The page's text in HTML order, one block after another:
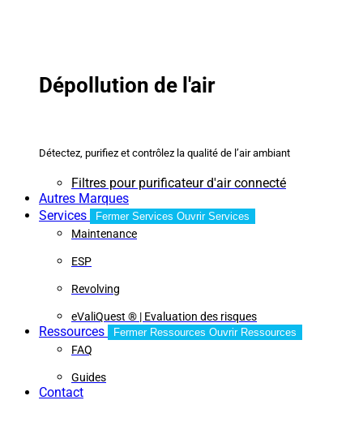
Dépollution de l'air
Détectez, purifiez et contrôlez la qualité de l’air ambiant
Filtres pour purificateur d'air connecté
Autres Marques
Services
Fermer Services Ouvrir Services
Maintenance
ESP
Revolving
eValiQuest ® | Evaluation des risques
Ressources Fermer Ressources Ouvrir Ressources
FAQ
Guides
Contact